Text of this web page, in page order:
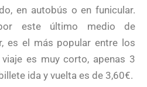
en autobús o en funicular.
este último medio de
es el más popular entre los
viaje es muy corto, apenas 3
ida y vuelta es de 3,60€.